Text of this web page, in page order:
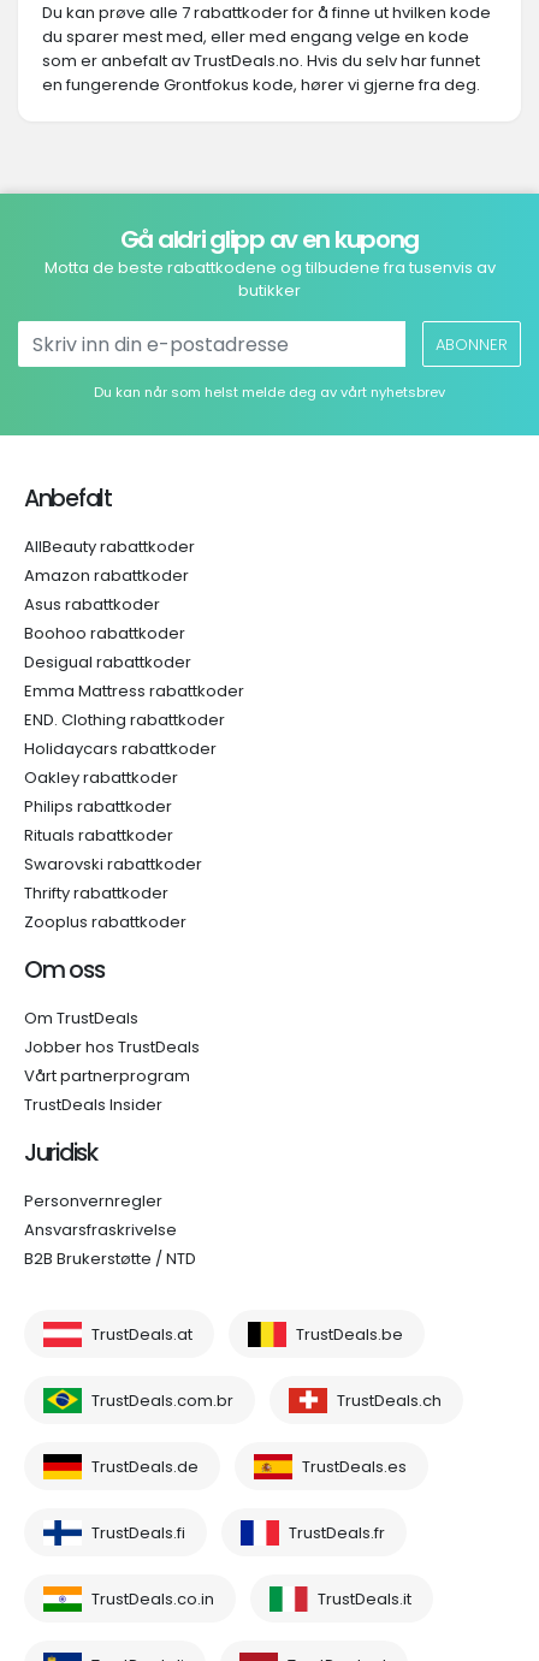
Du kan prøve alle 7 rabattkoder for å finne ut hvilken kode
du sparer mest med, eller med engang velge en kode
som er anbefalt av TrustDeals.no. Hvis du selv har funnet
en fungerende Grontfokus kode, hører vi gjerne fra deg.
Gå aldri glipp av en kupong
Motta de beste rabattkodene og tilbudene fra tusenvis av
butikker
ABONNER
Du kan når som helst melde deg av vårt nyhetsbrev
Anbefalt
AllBeauty rabattkoder
Amazon rabattkoder
Asus rabattkoder
Boohoo rabattkoder
Desigual rabattkoder
Emma Mattress rabattkoder
END. Clothing rabattkoder
Holidaycars rabattkoder
Oakley rabattkoder
Philips rabattkoder
Rituals rabattkoder
Swarovski rabattkoder
Thrifty rabattkoder
Zooplus rabattkoder
Om oss
Om TrustDeals
Jobber hos TrustDeals
Vårt partnerprogram
TrustDeals Insider
Juridisk
Personvernregler
Ansvarsfraskrivelse
B2B Brukerstøtte / NTD
TrustDeals.at TrustDeals.be
TrustDeals.com.br TrustDeals.ch
TrustDeals.de TrustDeals.es
TrustDeals.fi TrustDeals.fr
TrustDeals.co.in TrustDeals.it